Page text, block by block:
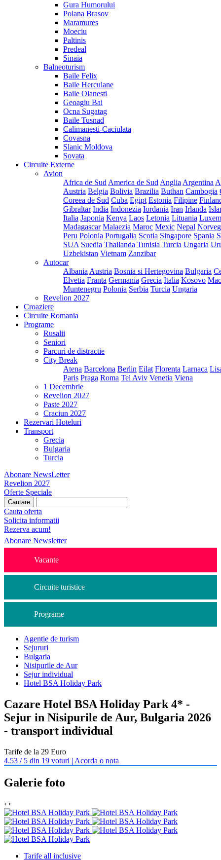
Gura Humorului
Poiana Brasov
Maramures
Moeciu
Paltinis
Predeal
Sinaia
Balneoturism
Baile Felix
Baile Herculane
Baile Olanesti
Geoagiu Bai
Ocna Sugatag
Baile Tusnad
Calimanesti-Caciulata
Covasna
Slanic Moldova
Sovata
Circuite Externe
Avion
Africa de Sud America de Sud Anglia Argentina
Austria Belgia Bolivia Brazilia Buthan Cambogia
Coreea de Sud Cuba Egipt Estonia Filipine
Gibraltar India Indonezia Iordania Iran Irlanda
Italia Japonia Kenya Laos Letonia Lituania
Madagascar Malaezia Maroc Mexic Nepal
Peru Polonia Portugalia Scotia Singapore Spania
SUA Suedia Thailanda Tunisia Turcia Ungaria
Uzbekistan Vietnam Zanzibar
Autocar
Albania Austria Bosnia si Hertegovina Bulgaria
Elvetia Franta Germania Grecia Italia Kosovo
Muntenegru Polonia Serbia Turcia Ungaria
Revelion 2027
Croaziere
Circuite Romania
Programe
Rusalii
Seniori
Parcuri de distractie
City Break
Atena Barcelona Berlin Eilat Florenta Larnaca
Paris Praga Roma Tel Aviv Venetia Viena
1 Decembrie
Revelion 2027
Paste 2027
Craciun 2027
Rezervari Hoteluri
Transport
Grecia
Bulgaria
Turcia
Abonare NewsLetter
Revelion 2027
Oferte Speciale
Cauta oferta
Solicita informatii
Rezerva acum!
Abonare Newsletter
Vacante
Circuite turistice
Programe
Agentie de turism
Sejururi
Bulgaria
Nisipurile de Aur
Sejur individual
Hotel BSA Holiday Park
Cazare Hotel BSA Holiday Park 4* -
Sejur in Nisipurile de Aur, Bulgaria 2026
- transport individual
Tarife de la 29 Euro
4.53 / 5 din 19 voturi | Acorda o nota
Galerie foto
‹ ›
Tarife all inclusive